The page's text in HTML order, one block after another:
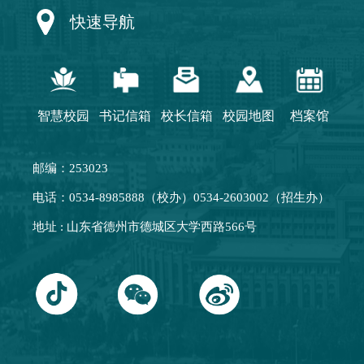
快速导航
智慧校园 书记信箱 校长信箱 校园地图 档案馆
邮编：253023
电话：0534-8985888（校办）0534-2603002（招生办）
地址 : 山东省德州市德城区大学西路566号